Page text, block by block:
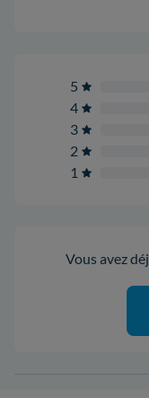
5
4
3
2
1
Vous avez